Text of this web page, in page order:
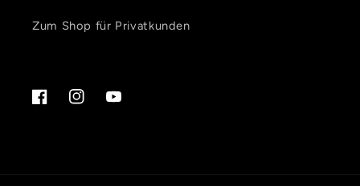
Zum Shop für Privatkunden
FacebookInstagramYouTube